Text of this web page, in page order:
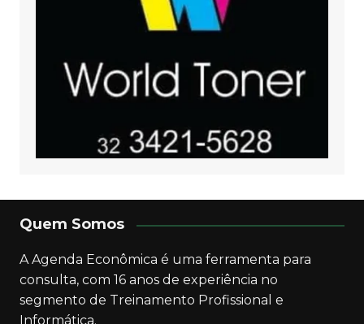
Quem Somos
A Agenda Econômica é uma ferramenta para
consulta, com 16 anos de experiência no
segmento de Treinamento Profissional e
Informática.